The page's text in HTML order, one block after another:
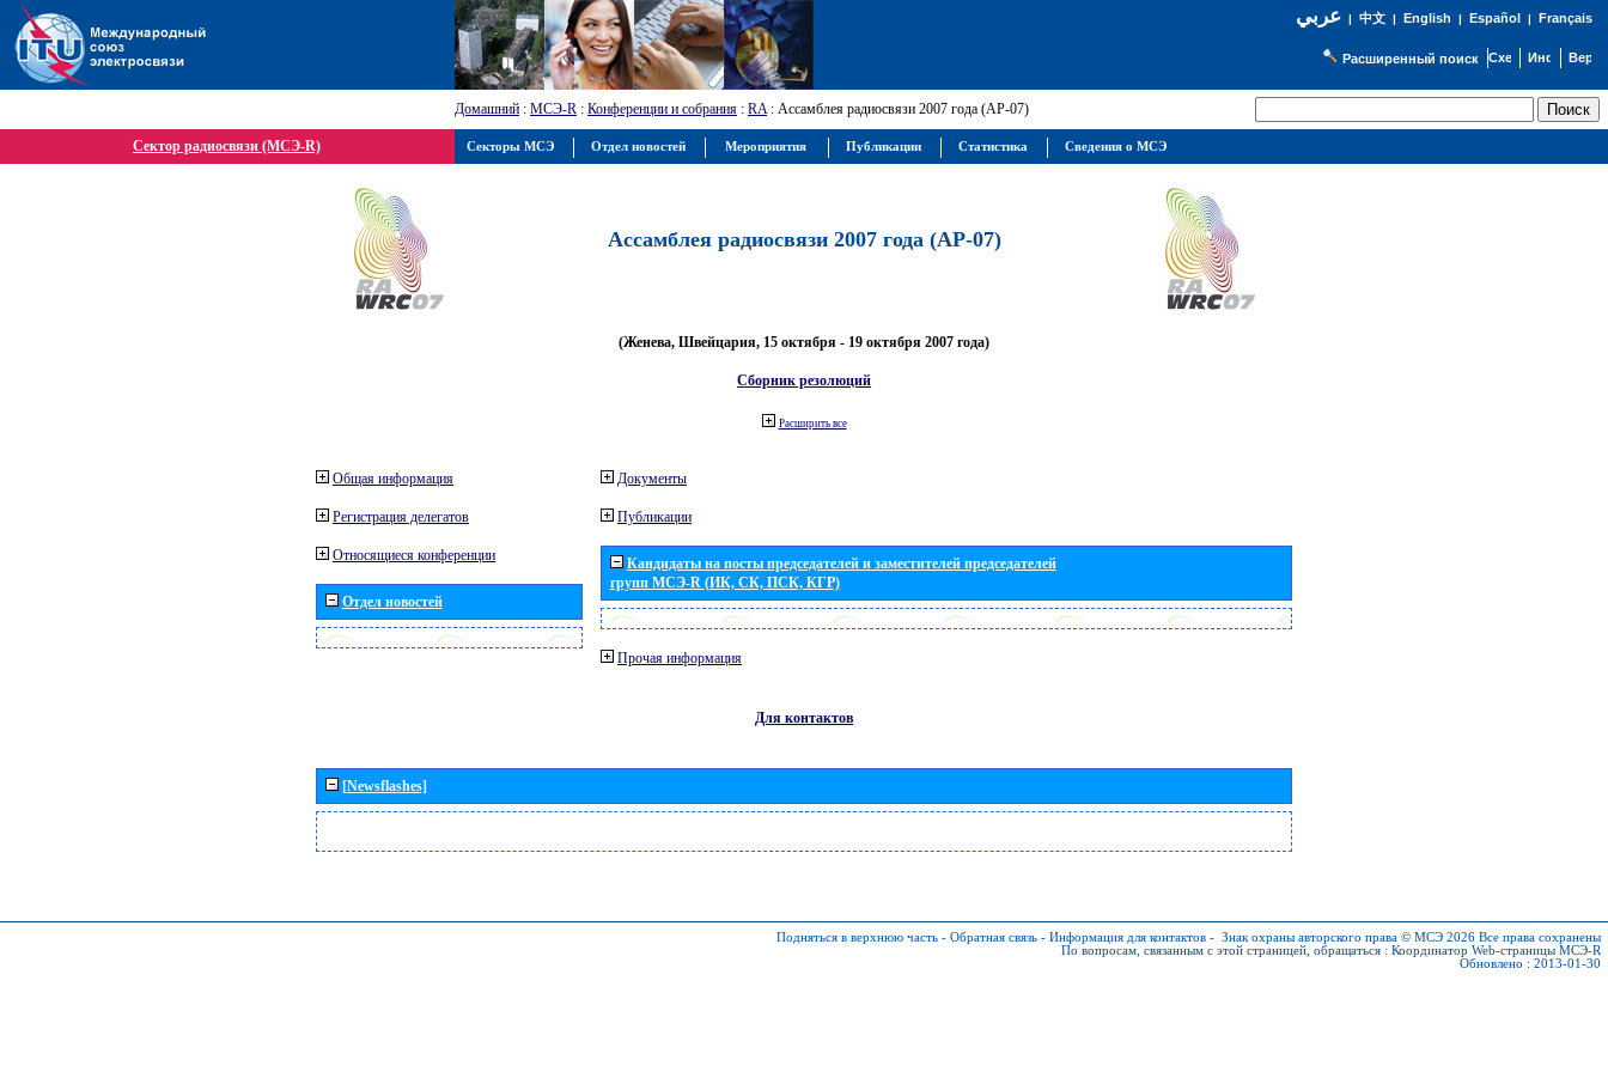
عربي| 中文| English | Español | Français
Расширенный поиск
Домашний : МСЭ-R : Конференции и собрания : RA: Ассамблея радиосвязи 2007 года (АР-07)
Сектор радиосвязи (МСЭ-R)
Ассамблея радиосвязи 2007 года (АР-07)
(Женева, Швейцария, 15 октября - 19 октября 2007 года)
Сборник резолюций
Расширить все
Общая информация
Регистрация делегатов
Относящиеся конференции
Отдел новостей
Документы
Публикации
Кандидаты на посты председателей и заместителей председателей
групп МСЭ-R (ИК, СК, ПСК, КГР)
Прочая информация
Для контактов
[Newsflashes]
Подняться в верхнюю часть - Обратная связь - Информация для контактов - Знак охраны авторского права © МСЭ 2026 Все права сохранены
По вопросам, связанным с этой страницей, обращаться : Координатор Web-страницы МСЭ-R
Обновлено : 2013-01-30
Секторы МСЭ Отдел новостей Мероприятия Публикации Статистика Сведения о МСЭ